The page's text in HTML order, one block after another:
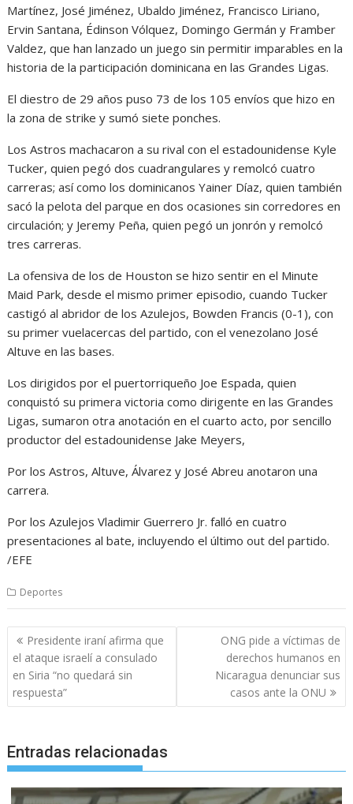
Martínez, José Jiménez, Ubaldo Jiménez, Francisco Liriano,
Ervin Santana, Édinson Vólquez, Domingo Germán y Framber
Valdez, que han lanzado un juego sin permitir imparables en la
historia de la participación dominicana en las Grandes Ligas.
El diestro de 29 años puso 73 de los 105 envíos que hizo en
la zona de strike y sumó siete ponches.
Los Astros machacaron a su rival con el estadounidense Kyle
Tucker, quien pegó dos cuadrangulares y remolcó cuatro
carreras; así como los dominicanos Yainer Díaz, quien también
sacó la pelota del parque en dos ocasiones sin corredores en
circulación; y Jeremy Peña, quien pegó un jonrón y remolcó
tres carreras.
La ofensiva de los de Houston se hizo sentir en el Minute
Maid Park, desde el mismo primer episodio, cuando Tucker
castigó al abridor de los Azulejos, Bowden Francis (0-1), con
su primer vuelacercas del partido, con el venezolano José
Altuve en las bases.
Los dirigidos por el puertorriqueño Joe Espada, quien
conquistó su primera victoria como dirigente en las Grandes
Ligas, sumaron otra anotación en el cuarto acto, por sencillo
productor del estadounidense Jake Meyers,
Por los Astros, Altuve, Álvarez y José Abreu anotaron una
carrera.
Por los Azulejos Vladimir Guerrero Jr. falló en cuatro
presentaciones al bate, incluyendo el último out del partido.
/EFE
Deportes
Navegación
de
entradas
Presidente iraní afirma que
el ataque israelí a consulado
en Siria “no quedará sin
respuesta”
ONG pide a víctimas de
derechos humanos en
Nicaragua denunciar sus
casos ante la ONU
Entradas relacionadas